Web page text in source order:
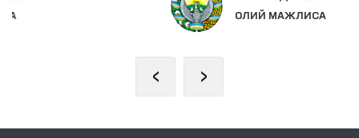
ОЛИЙ МАЖЛИСА
‹ ›